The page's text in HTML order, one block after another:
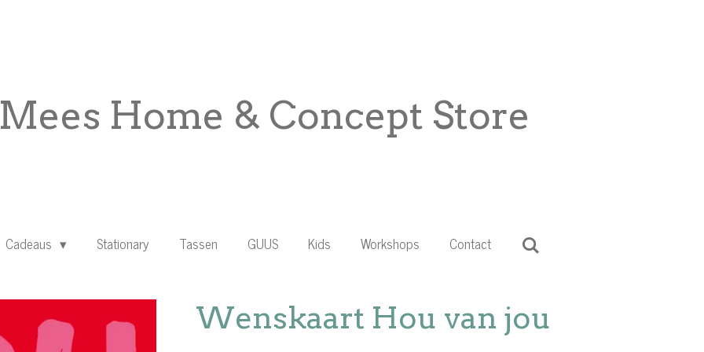
Mees Home & Concept Store
Cadeaus Stationary Tassen GUUS Kids Workshops Contact
Wenskaart Hou van jou